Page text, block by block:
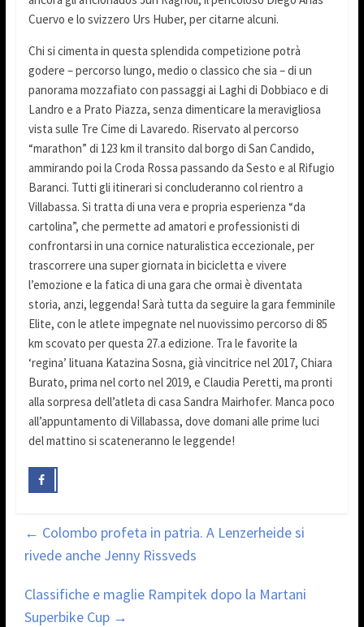
Cuervo e lo svizzero Urs Huber, per citarne alcuni.
Chi si cimenta in questa splendida competizione potrà
godere – percorso lungo, medio o classico che sia – di un
panorama mozzafiato con passaggi ai Laghi di Dobbiaco e di
Landro e a Prato Piazza, senza dimenticare la meravigliosa
vista sulle Tre Cime di Lavaredo. Riservato al percorso
“marathon” di 123 km il transito dal borgo di San Candido,
ammirando poi la Croda Rossa passando da Sesto e al Rifugio
Baranci. Tutti gli itinerari si concluderanno col rientro a
Villabassa. Si tratta di una vera e propria esperienza “da
cartolina”, che permette ad amatori e professionisti di
confrontarsi in una cornice naturalistica eccezionale, per
trascorrere una super giornata in bicicletta e vivere
l’emozione e la fatica di una gara che ormai è diventata
storia, anzi, leggenda! Sarà tutta da seguire la gara femminile
Elite, con le atlete impegnate nel nuovissimo percorso di 85
km scovato per questa 27.a edizione. Tra le favorite la
‘regina’ lituana Katazina Sosna, già vincitrice nel 2017, Chiara
Burato, prima nel corto nel 2019, e Claudia Peretti, ma pronti
alla sorpresa dell’atleta di casa Sandra Mairhofer. Manca poco
all’appuntamento di Villabassa, dove domani alle prime luci
del mattino si scateneranno le leggende!
← Colombo profeta in patria. A Lenzerheide si
rivede anche Jenny Rissveds
Classifiche e maglie Rampitek dopo la Martani
Superbike Cup →